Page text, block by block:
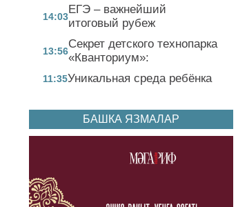
14:03
ЕГЭ – важнейший
итоговый рубеж
13:56
Секрет детского технопарка
«Кванториум»:
11:35Уникальная среда ребёнка
БАШКА ЯЗМАЛАР